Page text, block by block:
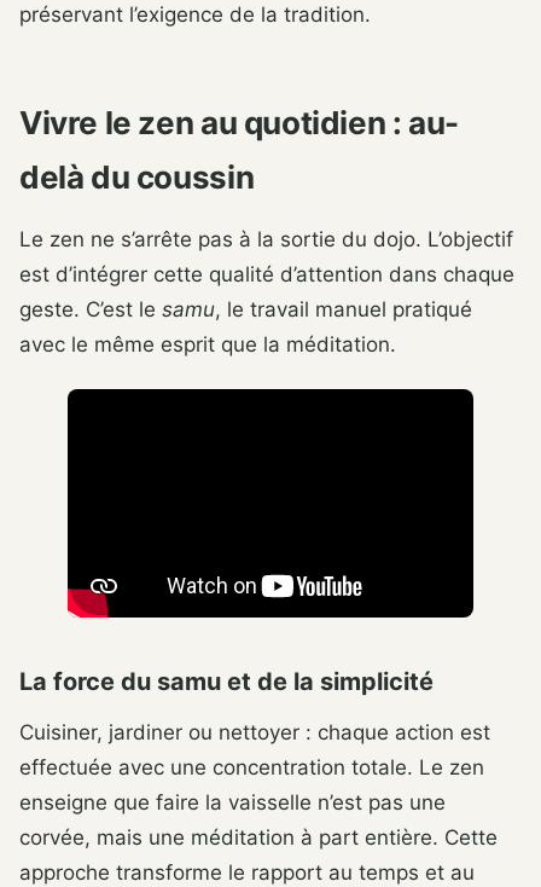
préservant l’exigence de la tradition.
Vivre le zen au quotidien : au-
delà du coussin
Le zen ne s’arrête pas à la sortie du dojo. L’objectif
est d’intégrer cette qualité d’attention dans chaque
geste. C’est le samu, le travail manuel pratiqué
avec le même esprit que la méditation.
La force du samu et de la simplicité
Cuisiner, jardiner ou nettoyer : chaque action est
effectuée avec une concentration totale. Le zen
enseigne que faire la vaisselle n’est pas une
corvée, mais une méditation à part entière. Cette
approche transforme le rapport au temps et au